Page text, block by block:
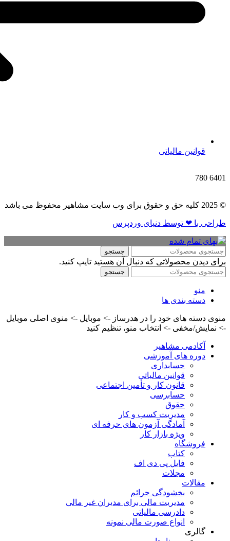
قوانین مالیاتی
6401
780
© 2025 کلیه حق و حقوق برای وب سایت مشاهیر محفوظ می باشد
طراحی با ❤ توسط​ دنیای وردپرس
جستجو
برای دیدن محصولاتی که دنبال آن هستید تایپ کنید.
جستجو
منو
دسته بندی ها
منوی دسته های خود را در هدرساز -> موبایل -> منوی اصلی موبایل
-> نمایش/مخفی -> انتخاب منو، تنظیم کنید
آکادمی مشاهیر
دوره های آموزشی
حسابداری
قوانین مالیاتی
قانون کار و تأمین اجتماعی
حسابرسی
حقوق
مدیریت کسب و کار
آمادگی آزمون های حرفه ای
ویژه بازار کار
فروشگاه
کتاب
فایل پی دی اف
مجلات
مقالات
بخشودگی جرائم
مدیریت مالی برای مدیران غیر مالی
دادرسی مالیاتی
انواع صورت مالی نمونه
گالری